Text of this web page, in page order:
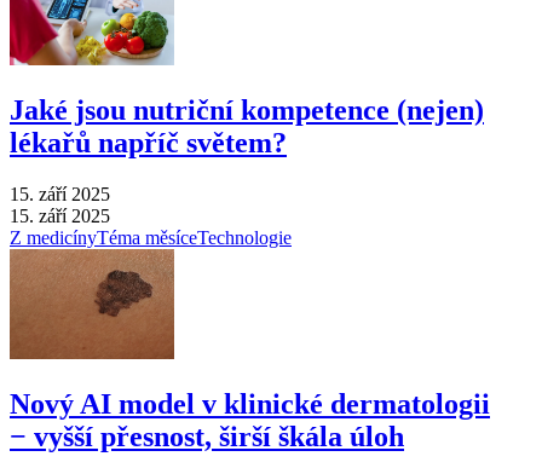
Jaké jsou nutriční kompetence (nejen)
lékařů napříč světem?
15. září 2025
15. září 2025
Z medicínyTéma měsíceTechnologie
Nový AI model v klinické dermatologii
−⁠ vyšší přesnost, širší škála úloh